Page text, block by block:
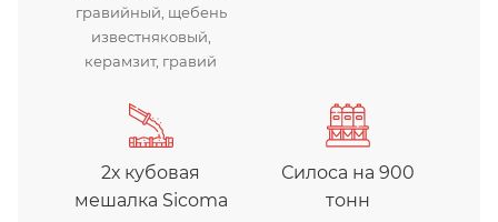
гравийный, щебень
известняковый,
керамзит, гравий
2х кубовая
мешалка Sicoma
Силоса на 900
тонн